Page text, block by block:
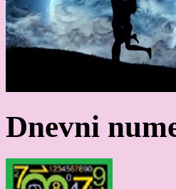
Dnevni